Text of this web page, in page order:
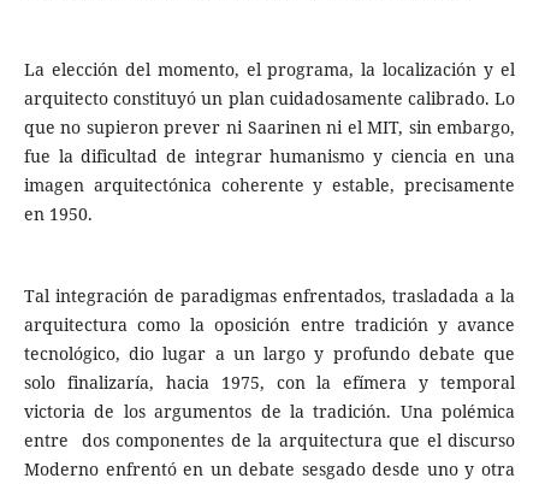
La elección del momento, el programa, la localización y el
arquitecto constituyó un plan cuidadosamente calibrado. Lo
que no supieron prever ni Saarinen ni el MIT, sin embargo,
fue la dificultad de integrar humanismo y ciencia en una
imagen arquitectónica coherente y estable, precisamente
en 1950.
Tal integración de paradigmas enfrentados, trasladada a la
arquitectura como la oposición entre tradición y avance
tecnológico, dio lugar a un largo y profundo debate que
solo finalizaría, hacia 1975, con la efímera y temporal
victoria de los argumentos de la tradición. Una polémica
entre dos componentes de la arquitectura que el discurso
Moderno enfrentó en un debate sesgado desde uno y otra